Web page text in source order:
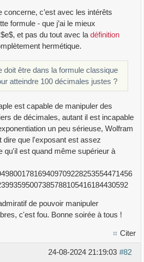
concerne, c’est avec les intérêts
formule - que j’ai le mieux
et pas du tout avec la définition
hermétique.
doit être dans la formule classique
atteindre 100 décimales justes ?
est capable de manipuler des
de décimales, autant il est incapable
un peu sérieuse, Wolfram
dire que l'exposant est assez
qu'il est quand même supérieur à
de pouvoir manipuler
c'est fou. Bonne soirée à tous !
Citer
#82
24-08-2024 21:19:03